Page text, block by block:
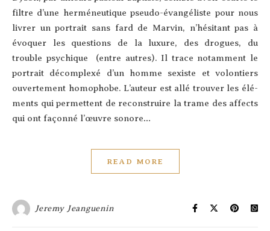
filtre d’une her­mé­neu­tique pseu­do-évan­gé­liste pour nous
livrer un por­trait sans fard de Mar­vin, n’hé­si­tant pas à
évo­quer les ques­tions de la luxure, des drogues, du
trouble psy­chique (entre autres). Il trace notam­ment le
por­trait décom­plexé d’un homme sexiste et volon­tiers
ouver­te­ment homophobe. L’au­teur est allé trou­ver les élé­
ments qui per­mettent de recons­truire la trame des affects
qui ont façon­né l’œuvre sonore…
READ MORE
Jeremy Jeanguenin